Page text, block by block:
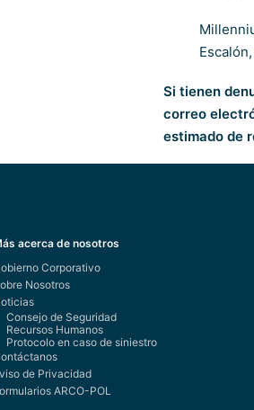
Si tienen
correo
estimado de
acerca de nosotros
Corporativo
Nosotros
Consejo de Seguridad
Recursos Humanos
Protocolo en caso de siniestro
de Privacidad
ARCO-POL